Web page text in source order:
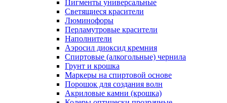
Пигменты универсальные
Светящиеся красители
Люминофоры
Перламутровые красители
Наполнители
Аэросил диоксид кремния
Спиртовые (алкогольные) чернила
Грунт и крошка
Маркеры на спиртовой основе
Порошок для создания волн
Акриловые камни (крошка)